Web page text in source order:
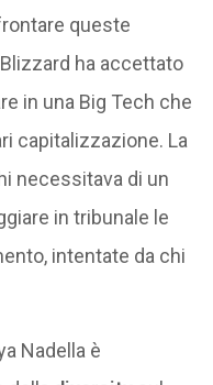
queste
ha accettato
in una Big Tech che
capitalizzazione. La
necessitava di un
in tribunale le
intentate da chi
Nadella è